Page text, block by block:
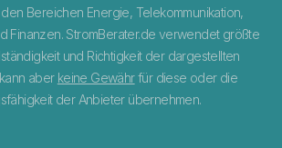
Bereichen Energie, Telekommunikation,
Finanzen. StromBerater.de verwendet größte
und Richtigkeit der dargestellten
aber keine Gewährfür diese oder die
der Anbieter übernehmen.